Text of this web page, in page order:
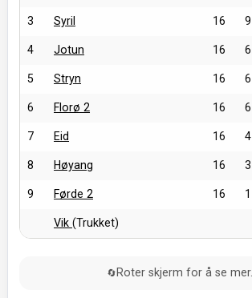
3 Syril 16 9
4 Jotun 16 6
5 Stryn 16 6
6 Florø 2 16 6
7 Eid 16 4
8 Høyang 16 3
9 Førde 2 16 1
Vik(Trukket)
🔄 Roter skjerm for å se mer.